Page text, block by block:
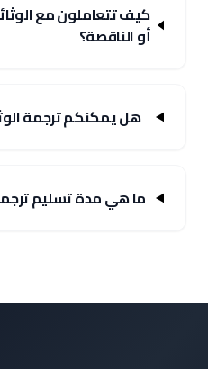
كيف تتعاملون مع
أو الناقصة؟
هل يمكنكم ترجمة
ما هي مدة تسليم